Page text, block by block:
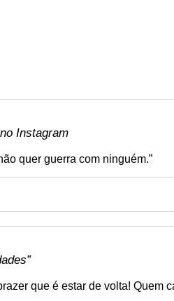
Instagram
quer guerra com ninguém.”
que é estar de volta! Quem